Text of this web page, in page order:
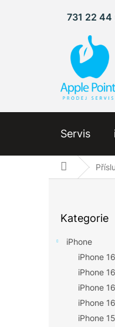
731 22 44
Servis
Domů
kategorie
Kategorie
iPhone
iPhone
iPhone
iPhone
iPhone 16
iPhone